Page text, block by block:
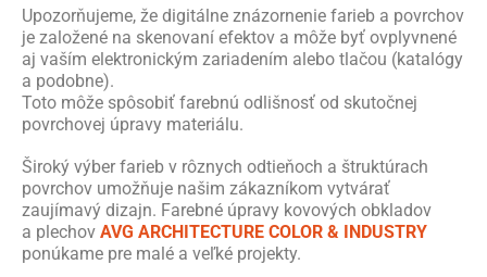
Upozorňujeme, že digitálne znázornenie farieb a povrchov
je založené na skenovaní efektov a môže byť ovplyvnené
aj vaším elektronickým zariadením alebo tlačou (katalógy
a podobne).
Toto môže spôsobiť farebnú odlišnosť od skutočnej
povrchovej úpravy materiálu.
Široký výber farieb v rôznych odtieňoch a štruktúrach
povrchov umožňuje našim zákazníkom vytvárať
zaujímavý dizajn. Farebné úpravy kovových obkladov
a plechov AVG ARCHITECTURE COLOR & INDUSTRY
ponúkame pre malé a veľké projekty.